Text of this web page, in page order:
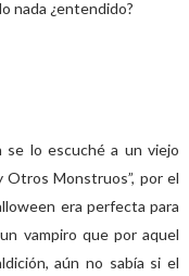
nada ¿entendido?
lo escuché a un viejo
Otros Monstruos”, por el
era perfecta para
vampiro que por aquel
aún no sabía si el